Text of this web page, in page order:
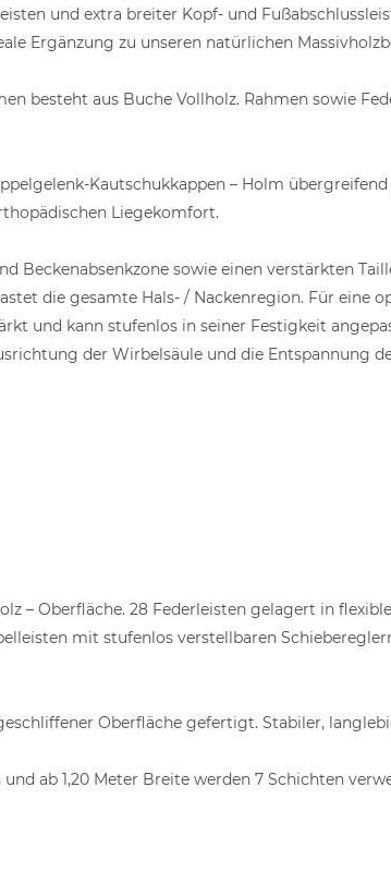
und extra breiter Kopf- und
Ergänzung zu unseren natürlichen
besteht aus Buche Vollholz. Rahmen sowie
Kautschukkappen – Holm
Liegekomfort.
Beckenabsenkzone sowie einen verstärkten
die gesamte Hals- / Nackenregion. Für eine
und kann stufenlos in seiner Festigkeit
der Wirbelsäule und die Entspannung
– Oberfläche. 28 Federleisten gelagert in
mit stufenlos verstellbaren
Oberfläche gefertigt. Stabiler,
ab 1,20 Meter Breite werden 7 Schichten